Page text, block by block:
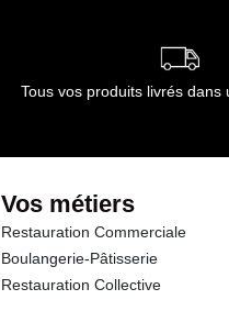
Tous vos produits livrés dans
Vos métiers
Restauration Commerciale
Boulangerie-Pâtisserie
Restauration Collective